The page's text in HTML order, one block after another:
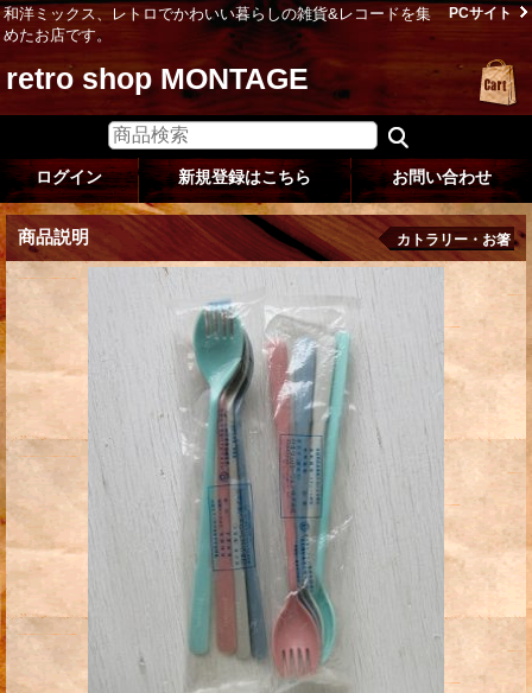
和洋ミックス、レトロでかわいい暮らしの雑貨&レコードを集
めたお店です。
PCサイト
retro shop MONTAGE
ログイン 新規登録はこちら お問い合わせ
商品説明 カトラリー・お箸